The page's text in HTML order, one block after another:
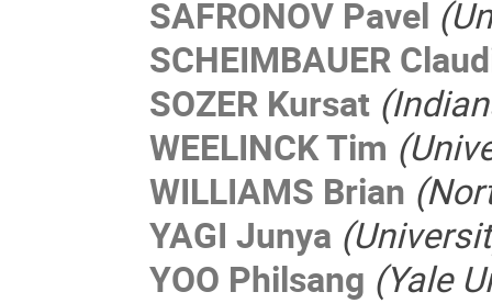
SAFRONOV Pavel
SCHEIMBAUER
SOZER Kursat
WEELINCK Tim
WILLIAMS Brian
YAGI Junya
YOO Philsang (Yale